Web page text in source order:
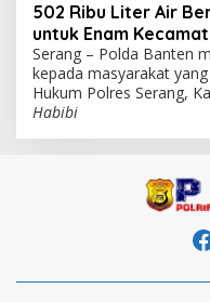
502 Ribu Liter Air
untuk Enam
Serang – Polda Banten
kepada masyarakat
Hukum Polres Serang,
Habibi